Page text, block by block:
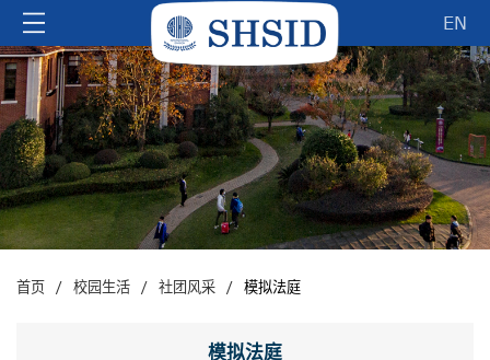
EN
首页 / 校园生活 / 社团风采 / 模拟法庭
模拟法庭